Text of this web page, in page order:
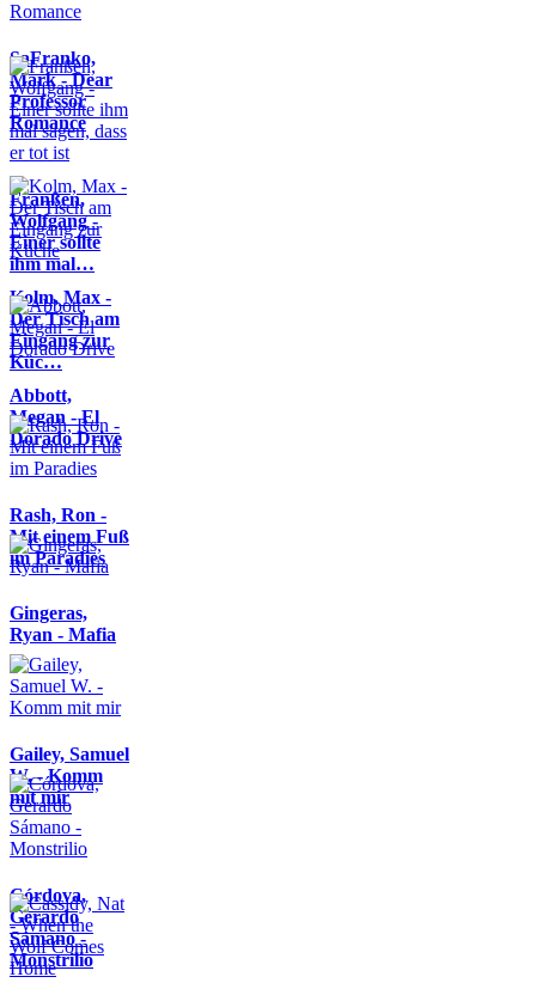
SaFranko,
Mark - Dear
Professor
Romance
Franßen,
Wolfgang -
Einer sollte
ihm mal…
Kolm, Max -
Der Tisch am
Eingang zur
Küc…
Abbott,
Megan - El
Dorado Drive
Rash, Ron -
Mit einem Fuß
im Paradies
Gingeras,
Ryan - Mafia
Gailey, Samuel
W. - Komm
mit mir
Córdova,
Gerardo
Sámano -
Monstrilio